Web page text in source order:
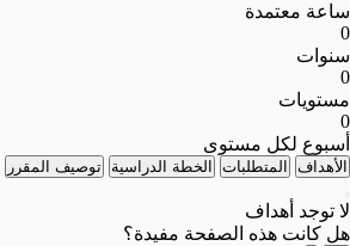
ساعة معتمدة
0
سنوات
0
مستويات
0
أسبوع لكل مستوى
الأهداف المتطلبات الخطة الدراسية توصيف المقرر
لا توجد أهداف
هل كانت هذه الصفحة مفيدة؟